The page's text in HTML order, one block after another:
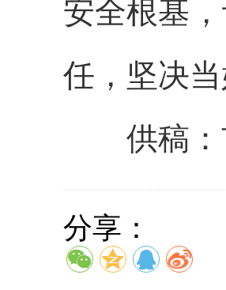
安全根基
任，坚决
供稿
分享：